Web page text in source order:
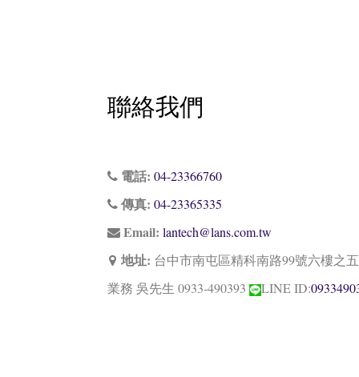
聯絡我們
電話: 04-23366760
傳真: 04-23365335
Email: lantech@lans.com.tw
地址: 台中市南屯區精科南路99號六樓之五
業務 吳先生 0933-490393
LINE ID: